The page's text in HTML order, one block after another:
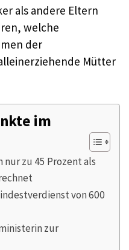
als andere Eltern
welche
der
Mütter
im
zu 45 Prozent als
von 600
zur